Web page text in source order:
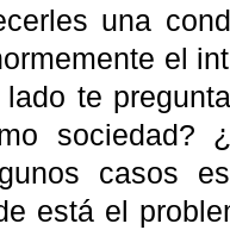
una
el
te
sociedad?
casos
está el